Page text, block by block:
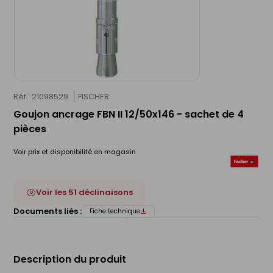
Réf : 21098529 FISCHER
Goujon ancrage FBN II 12/50x146 - sachet de 4
pièces
Voir prix et disponibilité en magasin
Voir les 51 déclinaisons
Documents liés :
Fiche technique
Description du produit